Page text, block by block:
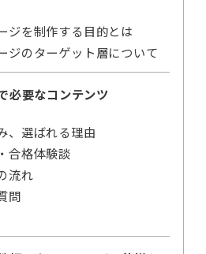
ジを制作する目的とは
ジのターゲット層について
必要なコンテンツ
、選ばれる理由
合格体験談
流れ
問